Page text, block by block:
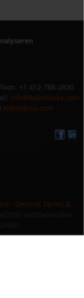
info@koboldusa.com
koboldusa.com
General Terms &